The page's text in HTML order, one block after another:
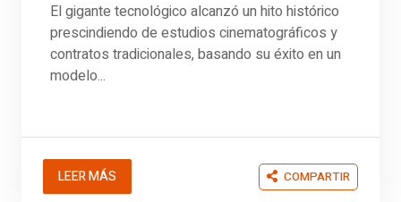
El gigante tecnológico alcanzó un hito histórico
prescindiendo de estudios cinematográficos y
contratos tradicionales, basando su éxito en un
modelo...
LEER MÁS COMPARTIR